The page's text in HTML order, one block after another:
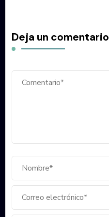
Deja un comentario